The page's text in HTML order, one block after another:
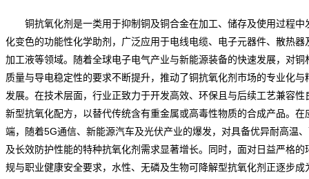
铜抗氧化剂是一类用于抑制铜及铜合金在加工、储存及使用过程中
化变色的功能性化学助剂，广泛应用于电线电缆、电子元器件、散热器
加工液等领域。随着全球电子电气产业与新能源装备的快速发展，对铜
质量与导电稳定性的要求不断提升，推动了铜抗氧化剂市场的专业化与
发展。在技术层面，行业正致力于开发高效、环保且与后续工艺兼容性
新型抗氧化配方，以替代传统含有重金属或高毒性物质的合成产品。在
端，随着5G通信、新能源汽车及光伏产业的爆发，对具备优异耐高温
及长效防护性能的特种抗氧化剂需求显著增长。同时，面对日益严格的
规与职业健康安全要求，水性、无磷及生物可降解型抗氧化剂正逐步成